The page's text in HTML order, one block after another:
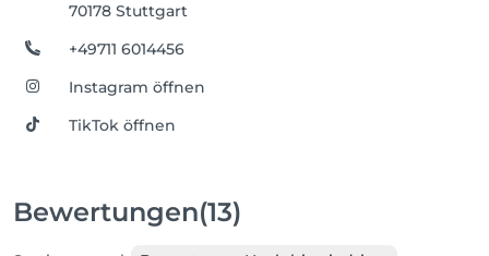
70178 Stuttgart
+49711 6014456
Instagram öffnen
TikTok öffnen
Bewertungen(13)